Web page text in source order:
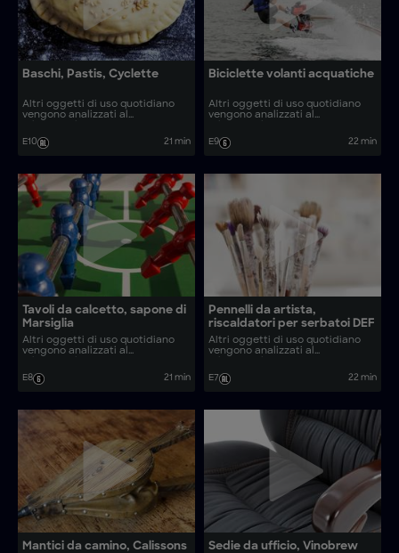
Baschi, Pastis, Cyclette
Altri oggetti di uso quotidiano
vengono analizzati al
realizzati oggetti comuni come
baschi, pastis e cyclette?
E10 21 min
Biciclette volanti acquatiche
Altri oggetti di uso quotidiano
vengono analizzati al
realizzati oggetti come cordiale
alla cannella e raspe fatte in
E9 22 min
Tavoli da calcetto, sapone di
Marsiglia
Altri oggetti di uso quotidiano
vengono analizzati al
realizzati oggetti come sapone
di Marsiglia e coltelli Laguiole?
E8 21 min
Pennelli da artista,
riscaldatori per serbatoi DEF
Altri oggetti di uso quotidiano
vengono analizzati al
realizzati oggetti come tavoli da
gioco e applique in vetro
E7 22 min
Mantici da camino, Calissons Sedie da ufficio, Vinobrew